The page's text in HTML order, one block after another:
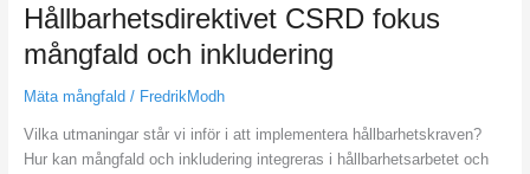
Hållbarhetsdirektivet CSRD fokus
mångfald och inkludering
Mäta mångfald/ FredrikModh
Vilka utmaningar står vi inför i att implementera hållbarhetskraven?
Hur kan mångfald och inkludering integreras i hållbarhetsarbetet och
Hållbarhetsdirektivet
CSRD
mångfald
och
inkludering